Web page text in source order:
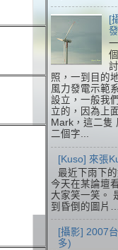
[
照，一到目的
風力發電示範
設立，一般我
立的，因為上
Mark，這二隻
二個字...
[Kuso] 來張
最近下雨下
今天在某論壇
大家笑一笑。
到昏倒的圖片
[攝影] 2007
多)